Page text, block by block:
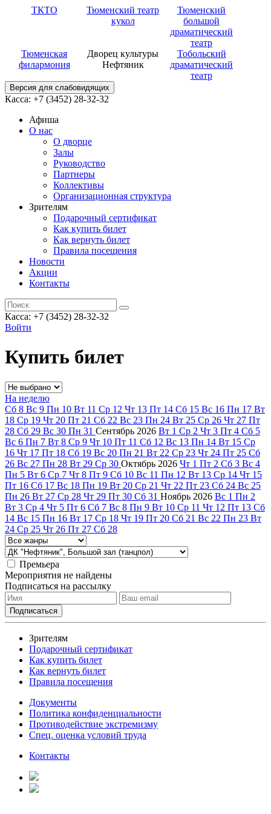
ТКТО
Тюменский театр
кукол
Тюменский
большой
драматический
театр
Тюменская
филармония
Дворец культуры
Нефтяник
Тобольский
драматический
театр
Версия для слабовидящих
Касса: +7 (3452) 28-32-32
Афиша
О нас
О дворце
Залы
Руководство
Партнеры
Коллективы
Организационная структура
Зрителям
Подарочный сертификат
Как купить билет
Как вернуть билет
Правила посещения
Новости
Акции
Контакты
Касса: +7 (3452) 28-32-32
Войти
Купить билет
На неделю
Сб 8 Вс 9 Пн 10 Вт 11 Ср 12 Чт 13 Пт 14 Сб 15 Вс 16 Пн 17 Вт
18 Ср 19 Чт 20 Пт 21 Сб 22 Вс 23 Пн 24 Вт 25 Ср 26 Чт 27 Пт
28 Сб 29 Вс 30 Пн 31 Сентябрь 2026 Вт 1 Ср 2 Чт 3 Пт 4 Сб 5
Вс 6 Пн 7 Вт 8 Ср 9 Чт 10 Пт 11 Сб 12 Вс 13 Пн 14 Вт 15 Ср
16 Чт 17 Пт 18 Сб 19 Вс 20 Пн 21 Вт 22 Ср 23 Чт 24 Пт 25 Сб
26 Вс 27 Пн 28 Вт 29 Ср 30 Октябрь 2026 Чт 1 Пт 2 Сб 3 Вс 4
Пн 5 Вт 6 Ср 7 Чт 8 Пт 9 Сб 10 Вс 11 Пн 12 Вт 13 Ср 14 Чт 15
Пт 16 Сб 17 Вс 18 Пн 19 Вт 20 Ср 21 Чт 22 Пт 23 Сб 24 Вс 25
Пн 26 Вт 27 Ср 28 Чт 29 Пт 30 Сб 31 Ноябрь 2026 Вс 1 Пн 2
Вт 3 Ср 4 Чт 5 Пт 6 Сб 7 Вс 8 Пн 9 Вт 10 Ср 11 Чт 12 Пт 13 Сб
14 Вс 15 Пн 16 Вт 17 Ср 18 Чт 19 Пт 20 Сб 21 Вс 22 Пн 23 Вт
24 Ср 25 Чт 26 Пт 27 Сб 28
Премьера
Мероприятия не найдены
Подписаться на рассылку
Зрителям
Подарочный сертификат
Как купить билет
Как вернуть билет
Правила посещения
Документы
Политика конфиденциальности
Противодействие экстремизму
Спец. оценка условий труда
Контакты